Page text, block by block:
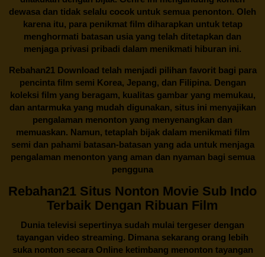
dewasa dan tidak selalu cocok untuk semua penonton. Oleh
karena itu, para penikmat film diharapkan untuk tetap
menghormati batasan usia yang telah ditetapkan dan
menjaga privasi pribadi dalam menikmati hiburan ini.
Rebahan21Download telah menjadi pilihan favorit bagi para
pencinta film semi Korea, Jepang, dan Filipina. Dengan
koleksi film yang beragam, kualitas gambar yang memukau,
dan antarmuka yang mudah digunakan, situs ini menyajikan
pengalaman menonton yang menyenangkan dan
memuaskan. Namun, tetaplah bijak dalam menikmati film
semi dan pahami batasan-batasan yang ada untuk menjaga
pengalaman menonton yang aman dan nyaman bagi semua
pengguna
Rebahan21 Situs Nonton Movie Sub Indo
Terbaik Dengan Ribuan Film
Dunia televisi sepertinya sudah mulai tergeser dengan
tayangan video streaming. Dimana sekarang orang lebih
suka nonton secara Online ketimbang menonton tayangan